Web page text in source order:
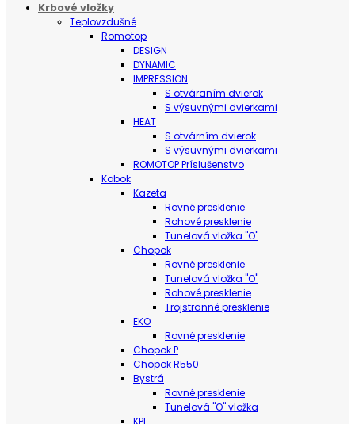
Krbové vložky
Teplovzdušné
Romotop
DESIGN
DYNAMIC
IMPRESSION
S otváraním dvierok
S výsuvnými dvierkami
HEAT
S otvárním dvierok
S výsuvnými dvierkami
ROMOTOP Príslušenstvo
Kobok
Kazeta
Rovné presklenie
Rohové presklenie
Tunelová vložka "O"
Chopok
Rovné presklenie
Tunelová vložka "O"
Rohové presklenie
Trojstranné presklenie
EKO
Rovné presklenie
Chopok P
Chopok R550
Bystrá
Rovné presklenie
Tunelová "O" vložka